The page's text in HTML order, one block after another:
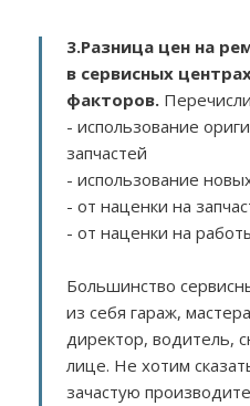
3.Разница цен на
в сервисных
факторов.
- использование
запчастей
- использование
- от наценки на
- от наценки на
Большинство
из себя гараж,
директор, водитель,
лице. Не хотим
зачастую